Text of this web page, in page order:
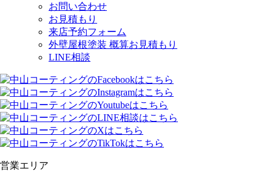
お問い合わせ
お見積もり
来店予約フォーム
外壁屋根塗装 概算お見積もり
LINE相談
営業エリア